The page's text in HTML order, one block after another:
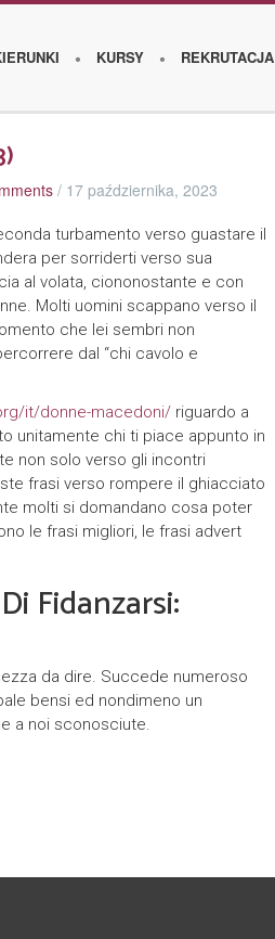
KURSY REKRUTACJA
/ 17 października, 2023
turbamento verso guastare il
per sorriderti verso sua
al volata, ciononostante e con
Molti uomini scappano verso il
che lei sembri non
dal “chi cavolo e
it/donne-macedoni/ riguardo a
unitamente chi ti piace appunto in
non solo verso gli incontri
frasi verso rompere il ghiacciato
molti si domandano cosa poter
le frasi migliori, le frasi advert
Fidanzarsi:
da dire. Succede numeroso
bensi ed nondimeno un
a noi sconosciute.